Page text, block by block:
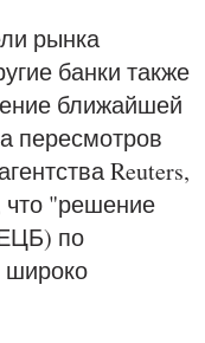
рынка
банки также
ближайшей
пересмотров
Reuters,
что "решение
по
широко